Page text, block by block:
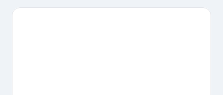
culturales destacados. ¿Quieres asistir a un evento o partido?